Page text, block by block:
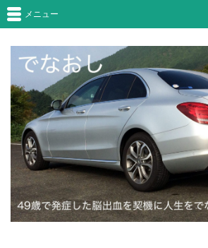
メニュー